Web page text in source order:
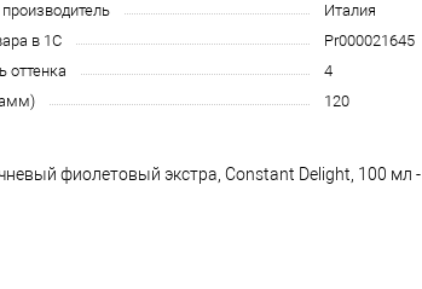
Италия
в 1С
Pr000021645
оттенка
4
120
фиолетовый экстра, Constant Delight, 100 мл -